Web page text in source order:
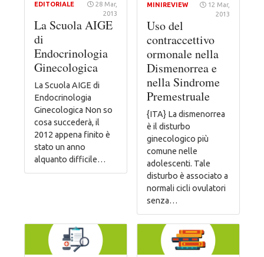
EDITORIALE
28 Mar,
2013
La Scuola AIGE
di
Endocrinologia
Ginecologica
La Scuola AIGE di
Endocrinologia
Ginecologica Non so
cosa succederà, il
2012 appena finito è
stato un anno
alquanto difficile…
MINIREVIEW
12 Mar,
2013
Uso del
contraccettivo
ormonale nella
Dismenorrea e
nella Sindrome
Premestruale
{ITA} La dismenorrea
è il disturbo
ginecologico più
comune nelle
adolescenti. Tale
disturbo è associato a
normali cicli ovulatori
senza…